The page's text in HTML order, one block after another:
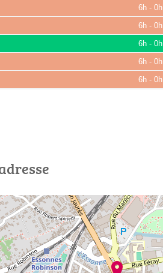
6h - 0h
6h - 0h
6h - 0h
6h - 0h
6h - 0h